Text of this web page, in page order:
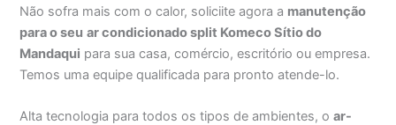
Não sofra mais com o calor, soliciite agora a manutenção
para o seu ar condicionado split Komeco Sítio do
Mandaqui para sua casa, comércio, escritório ou empresa.
Temos uma equipe qualificada para pronto atende-lo.
Alta tecnologia para todos os tipos de ambientes, oar-